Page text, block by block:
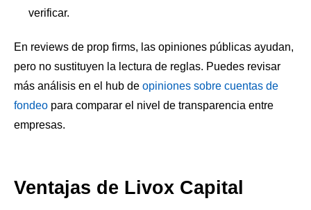
verificar.
En reviews de prop firms, las opiniones públicas ayudan,
pero no sustituyen la lectura de reglas. Puedes revisar
más análisis en el hub de opiniones sobre cuentas de
fondeo para comparar el nivel de transparencia entre
empresas.
Ventajas de Livox Capital